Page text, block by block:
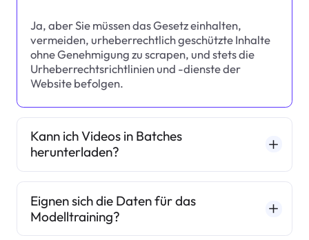
Ja, aber Sie müssen das Gesetz einhalten,
vermeiden, urheberrechtlich geschützte Inhalte
ohne Genehmigung zu scrapen, und stets die
Urheberrechtsrichtlinien und -dienste der
Website befolgen.
Kann ich Videos in Batches
herunterladen?
Eignen sich die Daten für das
Modelltraining?